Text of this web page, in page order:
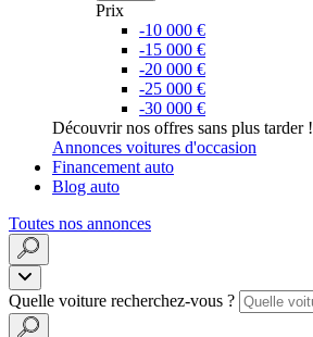
Prix
-10 000 €
-15 000 €
-20 000 €
-25 000 €
-30 000 €
Découvrir nos offres sans plus tarder !
Annonces voitures d'occasion
Financement auto
Blog auto
Toutes nos annonces
Quelle voiture recherchez-vous ?